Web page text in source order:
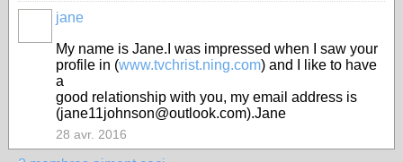
jane
My name is Jane.I was impressed when I saw your
profile in (www.tvchrist.ning.com) and I like to have
a
good relationship with you, my email address is
(jane11johnson@outlook.com).Jane
28 avr. 2016